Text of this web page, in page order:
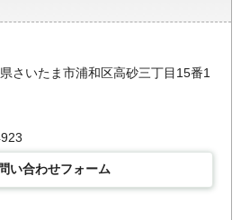
さいたま市浦和区高砂三丁目15番1
い合わせフォーム